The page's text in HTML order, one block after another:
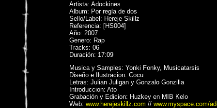
Artista: Adockines
Album: Por regla de dos
Sello/Label: Hereje Skillz
Referencia: [HS004]
Año: 2007
Genero: Rap
Tracks: 06
Duración: 17:09
Musica y Samples: Yonki Fonky, Musicatarsis
Diseño e Ilustracion: Cocu
Letras: Julian Juligan y Gonzalo Gonzilla
Introduccion: Ato
Grabación y Edicion: Huzkey en MIB Kelo
Web: www.herejeskillz.com // www.myspace.com/